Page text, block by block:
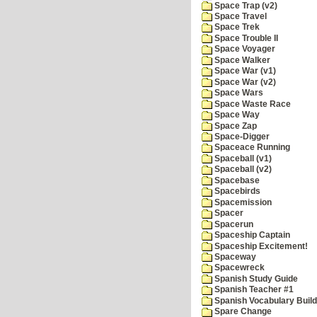
Space Trap (v2)
Space Travel
Space Trek
Space Trouble II
Space Voyager
Space Walker
Space War (v1)
Space War (v2)
Space Wars
Space Waste Race
Space Way
Space Zap
Space-Digger
Spaceace Running
Spaceball (v1)
Spaceball (v2)
Spacebase
Spacebirds
Spacemission
Spacer
Spacerun
Spaceship Captain
Spaceship Excitement!
Spaceway
Spacewreck
Spanish Study Guide
Spanish Teacher #1
Spanish Vocabulary
Spare Change